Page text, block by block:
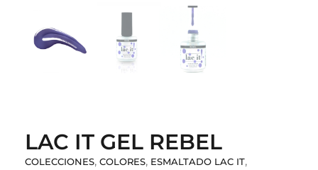
LAC IT GEL REBEL
COLECCIONES, COLORES, ESMALTADO LAC IT,